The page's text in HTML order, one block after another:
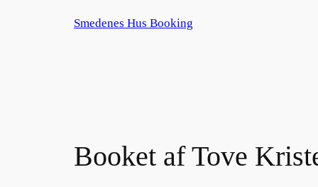
Smedenes Hus Booking
Booket af Tove